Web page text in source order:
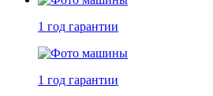
1 год гарантии
1 год гарантии